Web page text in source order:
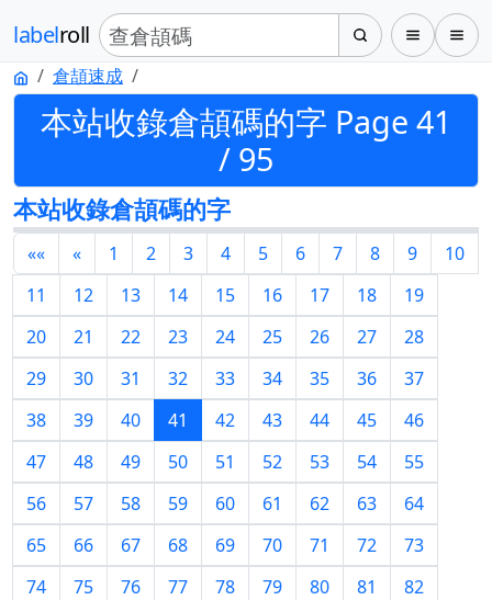
labelroll
倉頡速成
本站收錄倉頡碼的字 Page 41
/ 95
本站收錄倉頡碼的字
«« « 1 2 3 4 5 6 7 8 9
10
11
12 13 14 15 16 17 18
19
20
21 22 23 24 25 26 27
28
29
30 31 32 33 34 35 36
37
38
39 40 41 42 43 44 45
46
47
48 49 50 51 52 53 54
55
56
57 58 59 60 61 62 63
64
65
66 67 68 69 70 71 72
73
74
75 76 77 78 79 80 81
82